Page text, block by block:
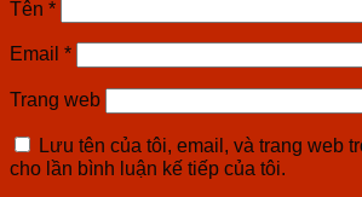
Tên *
Email *
Trang web
Lưu tên của tôi, email, và trang web
cho lần bình luận kế tiếp của tôi.